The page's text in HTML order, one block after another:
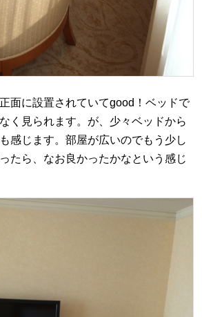
面に設置されていてgood！ベッドで
く見られます。が、少々ベッドから
感じます。部屋が広いのでもう少し
たら、なお良かったかなという感じ